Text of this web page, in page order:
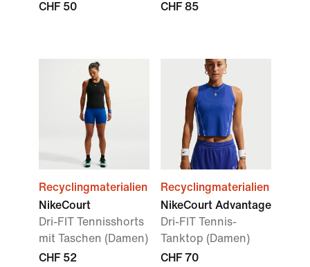
CHF 50
CHF 85
Recyclingmaterialien
NikeCourt
Dri-FIT Tennisshorts
mit Taschen (Damen)
CHF 52
Recyclingmaterialien
NikeCourt Advantage
Dri-FIT Tennis-
Tanktop (Damen)
CHF 70